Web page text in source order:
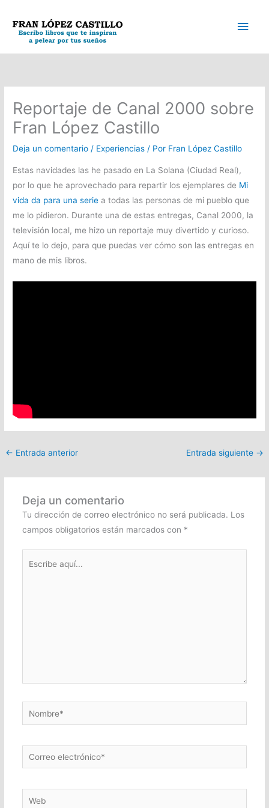
contenido
Reportaje de Canal 2000 sobre
Fran López Castillo
Deja un comentario / Experiencias / Por Fran López Castillo
Estas navidades las he pasado en La Solana (Ciudad Real),
por lo que he aprovechado para repartir los ejemplares de Mi
vida da para una serie a todas las personas de mi pueblo que
me lo pidieron. Durante una de estas entregas, Canal 2000, la
televisión local, me hizo un reportaje muy divertido y curioso.
Aquí te lo dejo, para que puedas ver cómo son las entregas en
mano de mis libros.
← Entrada anterior Entrada siguiente →
Deja un comentario
Tu dirección de correo electrónico no será publicada. Los
campos obligatorios están marcados con *
Nombre*
Correo
electrónico*
Web